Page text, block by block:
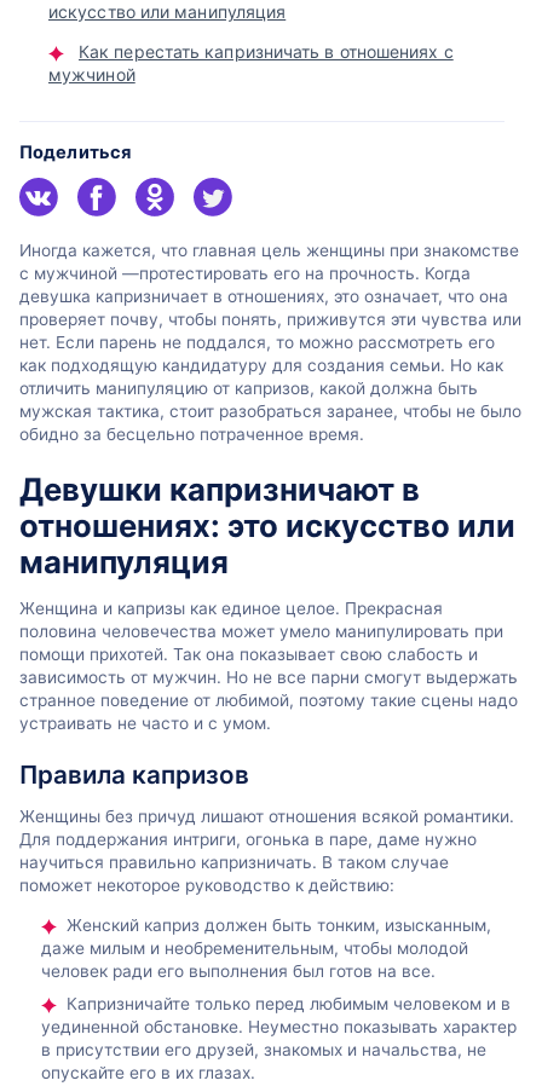
искусство или манипуляция
Как перестать капризничать в отношениях с
мужчиной
Поделиться
Иногда кажется, что главная цель женщины при знакомстве
с мужчиной —протестировать его на прочность. Когда
девушка капризничает в отношениях, это означает, что она
проверяет почву, чтобы понять, приживутся эти чувства или
нет. Если парень не поддался, то можно рассмотреть его
как подходящую кандидатуру для создания семьи. Но как
отличить манипуляцию от капризов, какой должна быть
мужская тактика, стоит разобраться заранее, чтобы не было
обидно за бесцельно потраченное время.
Девушки капризничают в
отношениях: это искусство или
манипуляция
Женщина и капризы как единое целое. Прекрасная
половина человечества может умело манипулировать при
помощи прихотей. Так она показывает свою слабость и
зависимость от мужчин. Но не все парни смогут выдержать
странное поведение от любимой, поэтому такие сцены надо
устраивать не часто и с умом.
Правила капризов
Женщины без причуд лишают отношения всякой романтики.
Для поддержания интриги, огонька в паре, даме нужно
научиться правильно капризничать. В таком случае
поможет некоторое руководство к действию:
Женский каприз должен быть тонким, изысканным,
даже милым и необременительным, чтобы молодой
человек ради его выполнения был готов на все.
Капризничайте только перед любимым человеком и в
уединенной обстановке. Неуместно показывать характер
в присутствии его друзей, знакомых и начальства, не
опускайте его в их глазах.